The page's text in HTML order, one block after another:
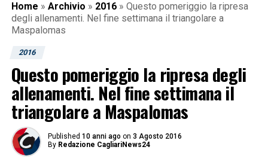
Home » Archivio » 2016 » Questo pomeriggio la ripresa
degli allenamenti. Nel fine settimana il triangolare a
Maspalomas
2016
Questo pomeriggio la ripresa degli
allenamenti. Nel fine settimana il
triangolare a Maspalomas
Published 10 anni ago on 3 Agosto 2016
By Redazione CagliariNews24